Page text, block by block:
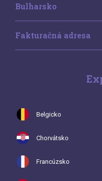
Bulharsko
Fakturačná adresa
Belgicko
Chorvátsko
Francúzsko